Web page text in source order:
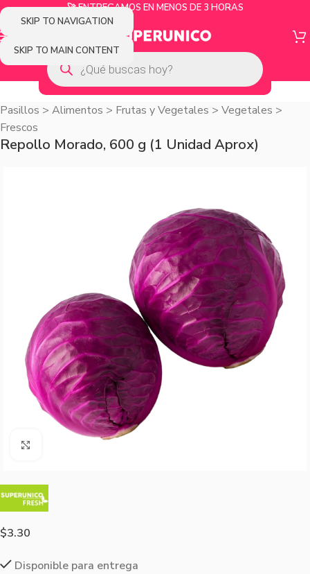
SKIP TO NAVIGATION
SKIP TO MAIN CONTENT
🚀 ENTREGAMOS EN MENOS DE 3 HORAS
Pasillos > Alimentos > Frutas y Vegetales > Vegetales >
Frescos
Repollo Morado, 600 g (1 Unidad Aprox)
Agrandar imagen
$3.30
Disponible para entrega